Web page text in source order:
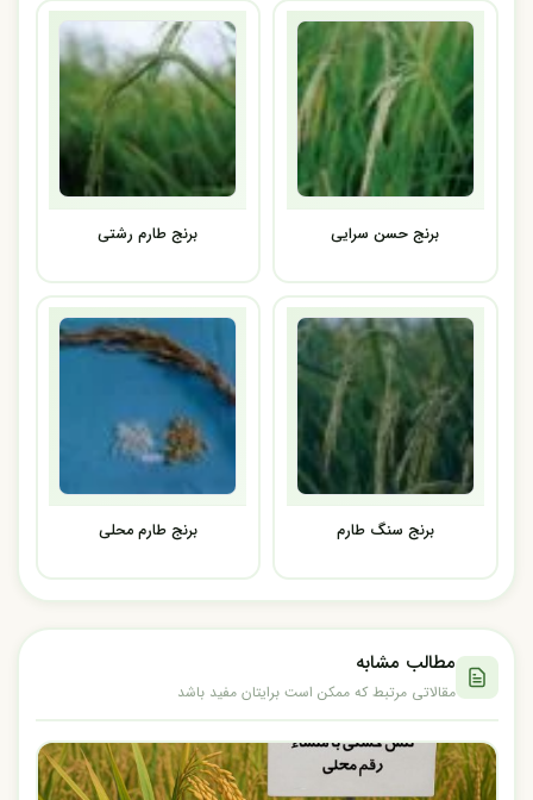
برنج حسن سرایی برنج طارم رشتی
برنج سنگ طارم برنج طارم محلی
مطالب مشابه
مقالاتی مرتبط که ممکن است برایتان مفید باشد